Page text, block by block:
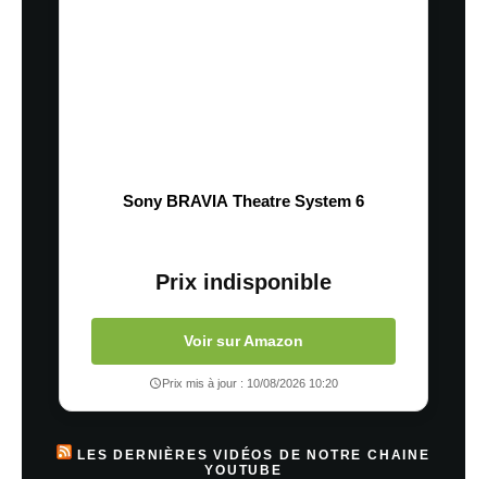
Sony BRAVIA Theatre System 6
Prix indisponible
Voir sur Amazon
Prix mis à jour : 10/08/2026 10:20
LES DERNIÈRES VIDÉOS DE NOTRE CHAINE
YOUTUBE